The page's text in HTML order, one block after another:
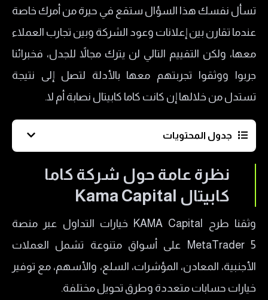
تسأل نفسك هذا السؤال ستقع في حيرة من أمرك خاصة
عندما تقارن بين إعلانات وعود الشركة وبين تجارب العملاء
معها، ولكن التقييم التالي لن يترك مجالاً للجدل، فخبرائنا
جربوا ووثقوا تجربتهم معها بالأدلة لتصل إلى نتيجة
تستدل من خلالها إن كانت كاما كابيتال نصابة أم لا.
جدول المحتويات
نظرة عامة حول شركة كاما كابيتال Kama Capital
ما هي تراخيص شركة كاما كابيتال؟
ما هي أنواع منصات التداول لدى شركة كاما كابيتال؟
نظرة عامة حول شركة كاما
كابيتال Kama Capital
وثقنا ​طرح KAMA Capital خيارات التداول عبر منصة
MetaTrader 5 على أسواق متنوعة تشمل العملات
الأجنبية، المعادن، المؤشرات، السلع، والأسهم، مع توفير
خيارات حسابات متعددة وطرق تحويل مختلفة.